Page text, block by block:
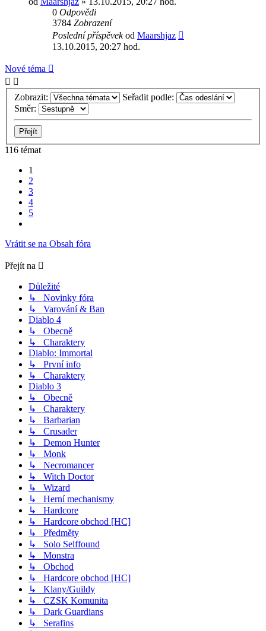
0 Odpovědi
3784 Zobrazení
Poslední příspěvekod Maarshjaz
13.10.2015, 20:27 hod.
Nové téma
Zobrazit:
Seřadit podle:
Směr:
116 témat
1
2
3
4
5
Vrátit se na Obsah fóra
Přejít na
Důležité
↳ Novinky fóra
↳ Varování & Ban
Diablo 4
↳ Obecně
↳ Charaktery
Diablo: Immortal
↳ První info
↳ Charaktery
Diablo 3
↳ Obecně
↳ Charaktery
↳ Barbarian
↳ Crusader
↳ Demon Hunter
↳ Monk
↳ Necromancer
↳ Witch Doctor
↳ Wizard
↳ Herní mechanismy
↳ Hardcore
↳ Hardcore obchod [HC]
↳ Předměty
↳ Solo Selffound
↳ Monstra
↳ Obchod
↳ Hardcore obchod [HC]
↳ Klany/Guildy
↳ CZSK Komunita
↳ Dark Guardians
↳ Serafins